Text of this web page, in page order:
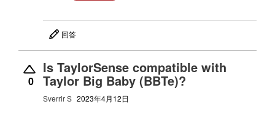
回答
0
Is TaylorSense compatible with
Taylor Big Baby (BBTe)?
Sverrir S 2023年4月12日